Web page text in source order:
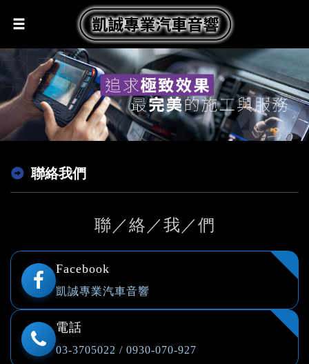
聯絡我們
聯／絡／我／們
Facebook
凱誠專業汽車音響
電話
03-3705022 / 0930-070-927